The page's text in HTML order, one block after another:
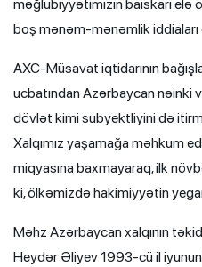
məğlubiyyətimizin baiskarı elə
boş mənəm-mənəmlik iddiaları
AXC-Müsavat iqtidarının
ucbatından Azərbaycan
dövlət kimi subyektliyini də
Xalqımız yaşamağa məhkum
miqyasına baxmayaraq, ilk
ki, ölkəmizdə hakimiyyətin
Məhz Azərbaycan xalqının
Heydər Əliyev 1993-cü il